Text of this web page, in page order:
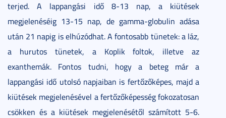
terjed. A lappangási idő 8-13 nap, a kiütések
megjelenéséig 13-15 nap, de gamma-globulin adása
után 21 napig is elhúzódhat. A fontosabb tünetek: a láz,
a hurutos tünetek, a Koplik foltok, illetve az
exanthemák. Fontos tudni, hogy a beteg már a
lappangási idő utolsó napjaiban is fertőzőképes, majd a
kiütések megjelenésével a fertőzőképesség fokozatosan
csökken és a kiütések megjelenésétől számított 5-6.